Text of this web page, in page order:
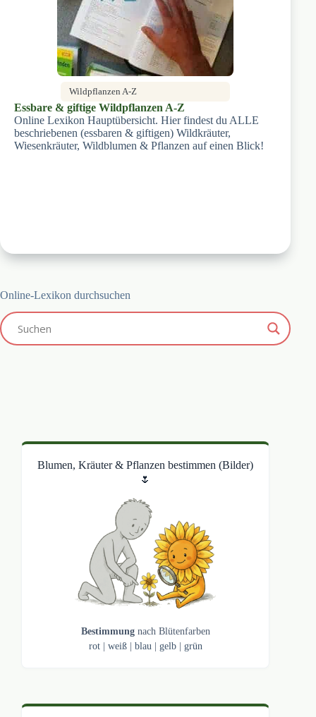
Wildpflanzen A-Z
Essbare & giftige Wildpflanzen A-Z
Online Lexikon Hauptübersicht. Hier findest du ALLE
beschriebenen (essbaren & giftigen) Wildkräuter,
Wiesenkräuter, Wildblumen & Pflanzen auf einen Blick!
Online-Lexikon durchsuchen
Blumen, Kräuter & Pflanzen bestimmen (Bilder)
🌷
Bestimmung nach Blütenfarben
rot| weiß| blau| gelb| grün